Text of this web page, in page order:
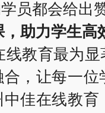
员都会给出
助力学生高
线教育最为
，让每一位
佳在线教育